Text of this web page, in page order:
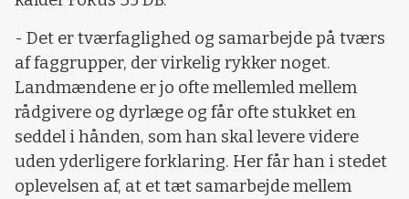
- Det er tværfaglighed og samarbejde på tværs
af faggrupper, der virkelig rykker noget.
Landmændene er jo ofte mellemled mellem
rådgivere og dyrlæge og får ofte stukket en
seddel i hånden, som han skal levere videre
uden yderligere forklaring. Her får han i stedet
oplevelsen af, at et tæt samarbejde mellem